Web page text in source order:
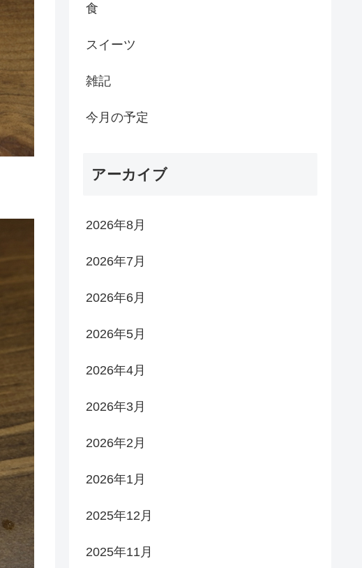
食
スイーツ
雑記
今月の予定
アーカイブ
2026年8月
2026年7月
2026年6月
2026年5月
2026年4月
2026年3月
2026年2月
2026年1月
2025年12月
2025年11月